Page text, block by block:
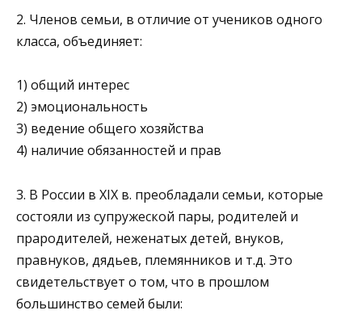
2. Членов семьи, в отличие от учеников одного
класса, объединяет:
1) общий интерес
2) эмоциональность
3) ведение общего хозяйства
4) наличие обязанностей и прав
3. В России в XIX в. преобладали семьи, которые
состояли из супружеской пары, родителей и
прародителей, нежена­тых детей, внуков,
правнуков, дядьев, племянников и т.д. Это
свидетельствует о том, что в прошлом
большинство семей были: